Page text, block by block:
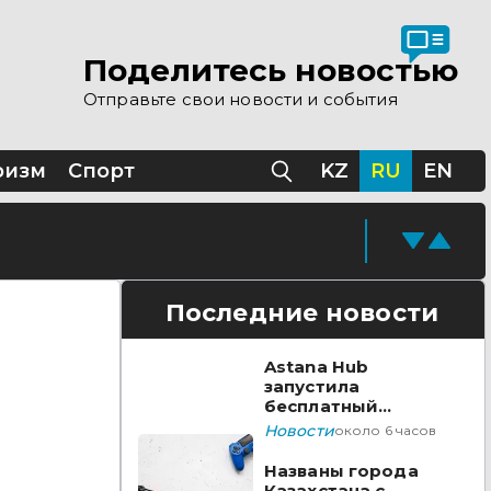
Поделитесь новостью
Отправьте свои новости и события
Спорт KZ RU EN
Последние новости
Astana Hub
запустила
бесплатный
акселератор для
видеоигр
Новостиоколо 6 часов
Названы города